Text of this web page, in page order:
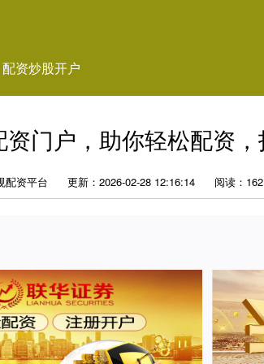
配资炒股开户
门户，助你轻松配资
配资平台 更新：2026-02-28 12:16:14 阅读：162